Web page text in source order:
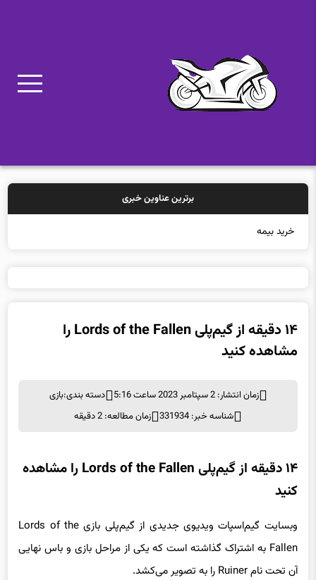
برترین عناوین خبری
خرید بیمه: سنتی
۱۴ دقیقه از گیم‌پلی Lords of the Fallen را
مشاهده کنید
زمان انتشار: 2 سپتامبر 2023 ساعت 5:16 دسته بندی:بازی
شناسه خبر: 331934
زمان مطالعه: 2 دقیقه
۱۴ دقیقه از گیم‌پلی Lords of the Fallen را مشاهده
کنید
وبسایت گیم‌اسپات ویدیوی جدیدی از گیم‌پلی بازی Lords of the
Fallen به اشتراک گذاشته است که یکی از مراحل بازی و باس نهایی
آن تحت نام Ruiner را به تصویر می‌کشد.